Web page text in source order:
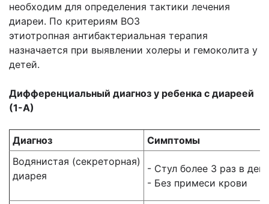
необходим для определения тактики лечения
диареи. По критериям ВОЗ
этиотропная антибактериальная терапия
назначается при выявлении холеры и гемоколита у
детей.
Дифференциальный диагноз у ребенка с диареей
(1-А)
Диагноз
Симптомы
Водянистая (секреторная)
диарея
- Стул более 3 раз в день
- Без примеси крови